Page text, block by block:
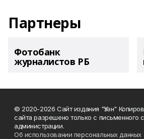
Партнеры
Фотобанк
журналистов РБ
© 2020-2026 Сайт издания "Үзән"
сайта разрешено только с письменного
администрации.
Об использовании персональных данных